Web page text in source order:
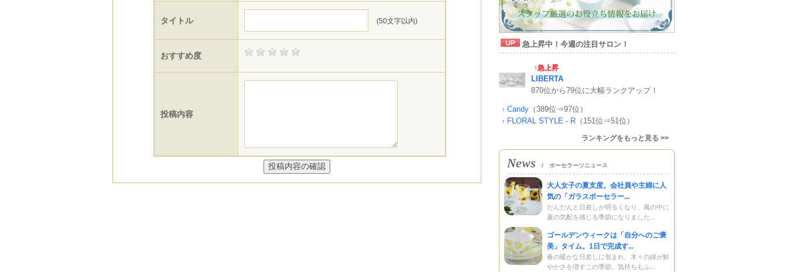
タイトル (50文字以内)
おすすめ度
投稿内容
急上昇中！今週の注目サロン！
↑急上昇
LIBERTA
870位から79位に大幅ランクアップ！
↑ Candy （389位⇒97位）
↑ FLORAL STYLE - R （151位⇒51位）
ランキングをもっと見る >>
News / ポーセラーツニュース
大人女子の夏支度。会社員や主婦に人
気の「ガラスポーセラー...
だんだんと日差しが明るくなり、風の中に
夏の気配を感じる季節になりました...
ゴールデンウィークは「自分へのご褒
美」タイム。1日で完成す...
春の暖かな日差しに包まれ、木々の緑が鮮
やかさを増すこの季節。気持ちもふ...